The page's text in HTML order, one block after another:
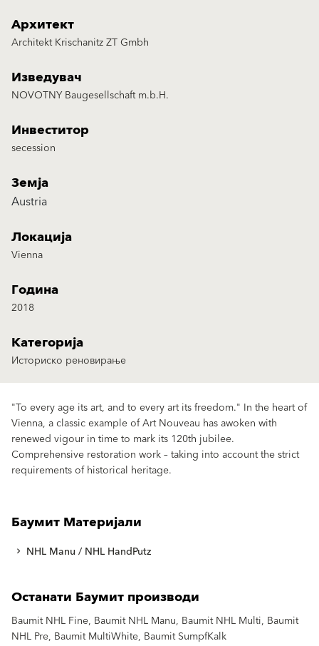
"To every age its art, and to every art its freedom." In the heart of
Vienna, a classic example of Art Nouveau has awoken with
renewed vigour in time to mark its 120th jubilee.
Comprehensive restoration work – taking into account the strict
requirements of historical heritage.
Баумит Материјали
NHL Manu / NHL HandPutz
Останати Баумит производи
Baumit NHL Fine, Baumit NHL Manu, Baumit NHL Multi, Baumit
NHL Pre, Baumit MultiWhite, Baumit SumpfKalk
Архитект
Architekt Krischanitz ZT Gmbh
Изведувач
NOVOTNY Baugesellschaft m.b.H.
Инвеститор
secession
Земја
Austria
Локација
Vienna
Година
2018
Категорија
Историско реновирање